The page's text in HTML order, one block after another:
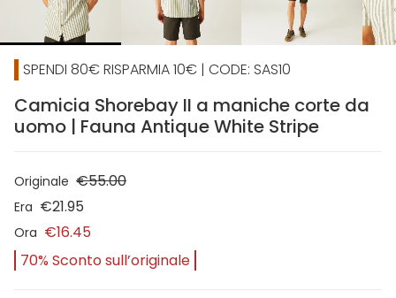
SPENDI 80€ RISPARMIA 10€ | CODE: SAS10
Camicia Shorebay II a maniche corte da
uomo | Fauna Antique White Stripe
Originale €55.00
Era €21.95
Ora €16.45
70% Sconto sull’originale